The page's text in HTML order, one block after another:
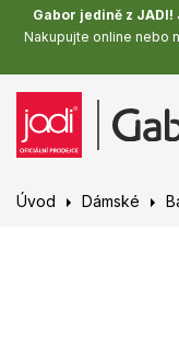
Gabor jedině z JADI!
Nakupujte online nebo
Úvod Dámské